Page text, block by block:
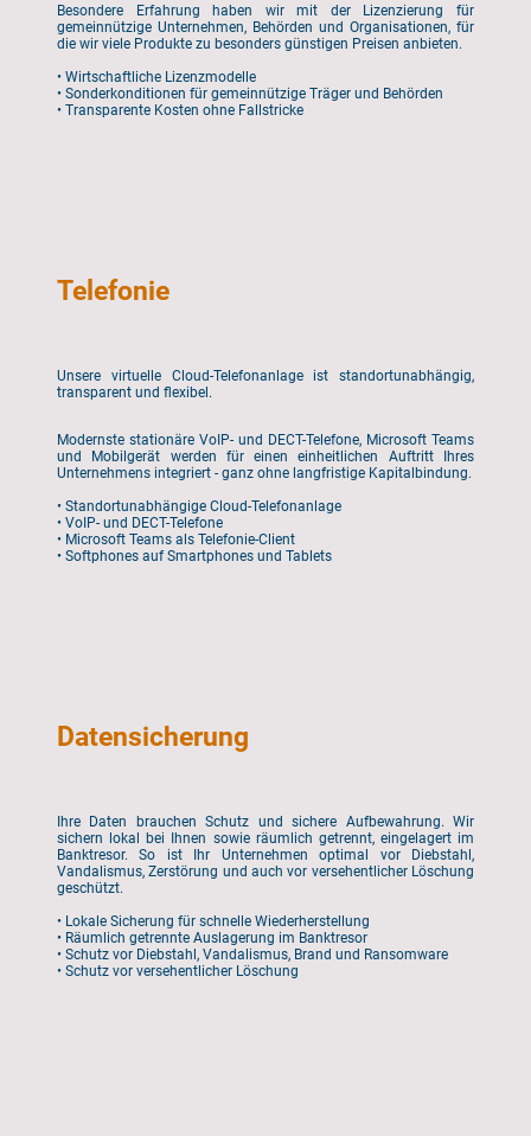
Besondere Erfahrung haben wir mit der Lizenzierung für
gemeinnützige Unternehmen, Behörden und Organisationen, für
die wir viele Produkte zu besonders günstigen Preisen anbieten.
• Wirtschaftliche Lizenzmodelle
• Sonderkonditionen für gemeinnützige Träger und Behörden
• Transparente Kosten ohne Fallstricke
Telefonie
Unsere virtuelle Cloud-Telefonanlage ist standortunabhängig,
transparent und flexibel.
Modernste stationäre VoIP- und DECT-Telefone, Microsoft Teams
und Mobilgerät werden für einen einheitlichen Auftritt Ihres
Unternehmens integriert - ganz ohne langfristige Kapitalbindung.
• Standortunabhängige Cloud-Telefonanlage
• VoIP- und DECT-Telefone
• Microsoft Teams als Telefonie-Client
• Softphones auf Smartphones und Tablets
Datensicherung
Ihre Daten brauchen Schutz und sichere Aufbewahrung. Wir
sichern lokal bei Ihnen sowie räumlich getrennt, eingelagert im
Banktresor. So ist Ihr Unternehmen optimal vor Diebstahl,
Vandalismus, Zerstörung und auch vor versehentlicher Löschung
geschützt.
• Lokale Sicherung für schnelle Wiederherstellung
• Räumlich getrennte Auslagerung im Banktresor
• Schutz vor Diebstahl, Vandalismus, Brand und Ransomware
• Schutz vor versehentlicher Löschung